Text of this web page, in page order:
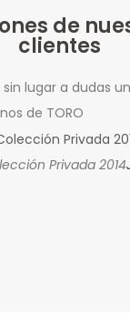
de
clientes
lugar a dudas
de TORO
Privada 2014